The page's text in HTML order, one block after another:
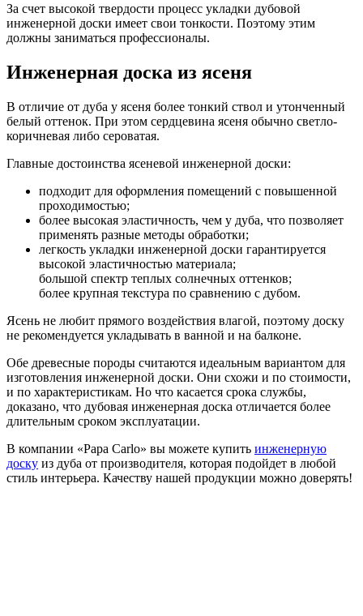
За счет высокой твердости процесс укладки дубовой
инженерной доски имеет свои тонкости. Поэтому этим
должны заниматься профессионалы.
Инженерная доска из ясеня
В отличие от дуба у ясеня более тонкий ствол и утонченный
белый оттенок. При этом сердцевина ясеня обычно светло-
коричневая либо сероватая.
Главные достоинства ясеневой инженерной доски:
подходит для оформления помещений с повышенной
проходимостью;
более высокая эластичность, чем у дуба, что позволяет
применять разные методы обработки;
легкость укладки инженерной доски гарантируется
высокой эластичностью материала;
большой спектр теплых солнечных оттенков;
более крупная текстура по сравнению с дубом.
Ясень не любит прямого воздействия влагой, поэтому доску
не рекомендуется укладывать в ванной и на балконе.
Обе древесные породы считаются идеальным вариантом для
изготовления инженерной доски. Они схожи и по стоимости,
и по характеристикам. Но что касается срока службы,
доказано, что дубовая инженерная доска отличается более
длительным сроком эксплуатации.
В компании «Papa Carlo» вы можете купить инженерную
доску из дуба от производителя, которая подойдет в любой
стиль интерьера. Качеству нашей продукции можно доверять!